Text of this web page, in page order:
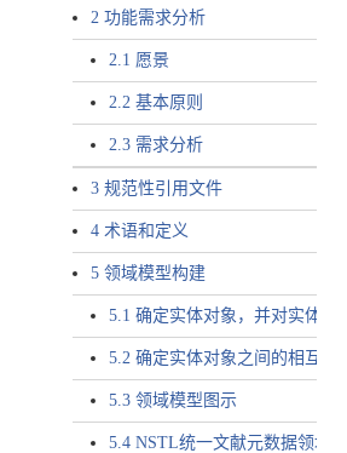
2 功能需求分析
2.1 愿景
2.2 基本原则
2.3 需求分析
3 规范性引用文件
4 术语和定义
5 领域模型构建
5.1 确定实体对象，并对实体对
5.2 确定实体对象之间的相互
5.3 领域模型图示
5.4 NSTL统一文献元数据领域